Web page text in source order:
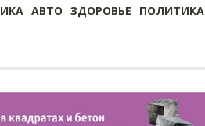
АВТО ЗДОРОВЬЕ ПОЛИТИКА